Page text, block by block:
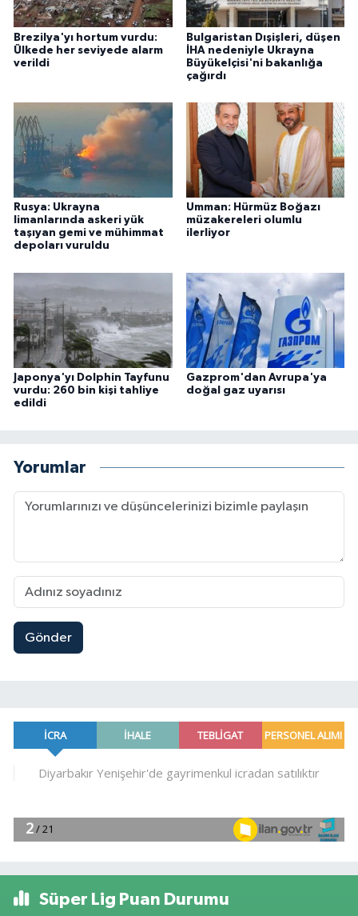
Brezilya'yı hortum vurdu:
Ülkede her seviyede alarm
verildi
Bulgaristan Dışişleri, düşen
İHA nedeniyle Ukrayna
Büyükelçisi'ni bakanlığa
çağırdı
Rusya: Ukrayna
limanlarında askeri yük
taşıyan gemi ve mühimmat
depoları vuruldu
Umman: Hürmüz Boğazı
müzakereleri olumlu
ilerliyor
Japonya'yı Dolphin Tayfunu
vurdu: 260 bin kişi tahliye
edildi
Gazprom'dan Avrupa'ya
doğal gaz uyarısı
Yorumlar
Gönder
Süper Lig Puan Durumu